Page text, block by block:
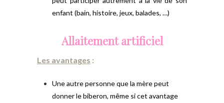
enfant (bain, histoire, jeux, balades, …)
Allaitement artificiel
Les avantages :
Une autre personne que la mère peut
donner le biberon, même si cet avantage